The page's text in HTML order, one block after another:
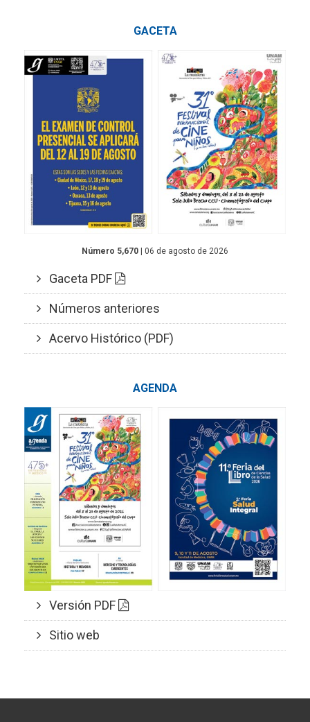
GACETA
Número 5,670 | 06 de agosto de 2026
Gaceta PDF
Números anteriores
Acervo Histórico (PDF)
AGENDA
Versión PDF
Sitio web